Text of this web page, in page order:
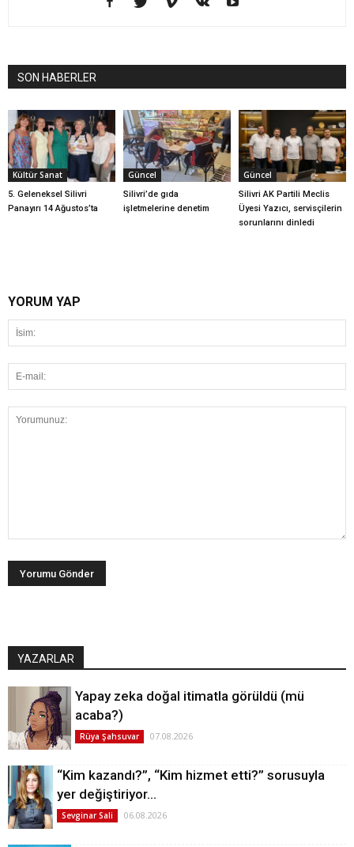
SON HABERLER
Kültür Sanat
5. Geleneksel Silivri
Panayırı 14 Ağustos’ta
Güncel
Silivri’de gıda
işletmelerine denetim
Güncel
Silivri AK Partili Meclis
Üyesi Yazıcı, servisçilerin
sorunlarını dinledi
YORUM YAP
YAZARLAR
Yapay zeka doğal itimatla görüldü (mü
acaba?)
Rüya Şahsuvar 07.08.2026
“Kim kazandı?”, “Kim hizmet etti?” sorusuyla
yer değiştiriyor…
Sevginar Sali 06.08.2026